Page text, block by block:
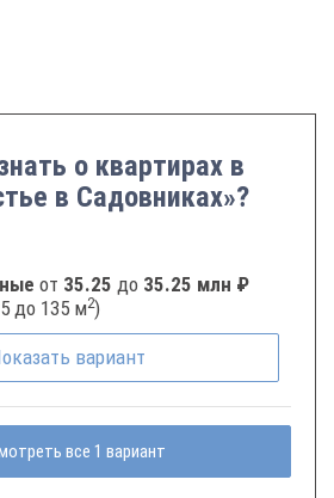
о квартирах в
в Садовниках»?
от 35.25 до 35.25 млн ₽
до 135 м2)
вариант
все 1 вариант